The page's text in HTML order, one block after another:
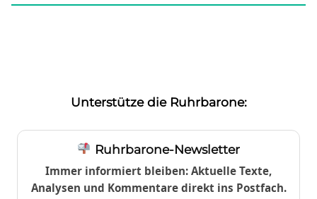
Unterstütze die Ruhrbarone:
Ruhrbarone-Newsletter
Immer informiert bleiben: Aktuelle Texte,
Analysen und Kommentare direkt ins Postfach.